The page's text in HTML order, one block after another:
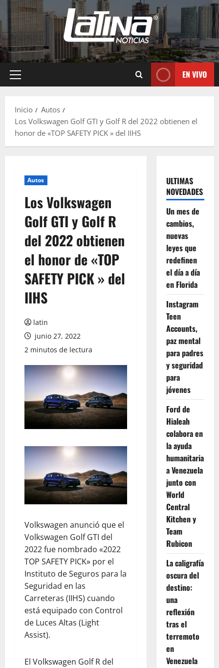
EN VIVO
Inicio
Autos
Los Volkswagen Golf GTI y Golf R del 2022 obtienen el
honor de «TOP SAFETY PICK » del IIHS
Autos
Los Volkswagen
Golf GTI y Golf R
del 2022 obtienen
el honor de «TOP
SAFETY PICK » del
IIHS
latin
junio 27, 2022
2 minutos de lectura
Volkswagen anunció que el
Volkswagen Golf GTI del
2022 fue nombrado «2022
TOP SAFETY PICK» por el
Instituto de Seguros para la
Seguridad en las
Carreteras (IIHS) cuando
está equipado con Control
de Luces Altas (Light
Assist).
El Volkswagen Golf R del
ULTIMAS
NOVEDADES
Un mes de
cambios,
nuevas
leyes que
redefinen
el día a día
en Florida
Instagram
Teen
Accounts,
paz mental
para padres
y seguridad
para
jóvenes
Ford de
Hialeah
colabora en
la ayuda
humanitaria
a Venezuela
junto con
World
Central
Kitchen y
Team
Rubicon
La caligrafía
oscura del
destino:
una
reflexión
tras el
terremoto
en
Venezuela